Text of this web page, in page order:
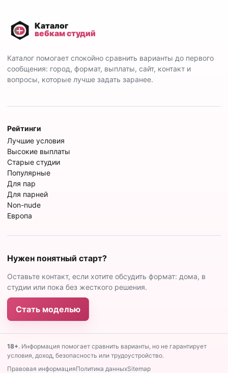
Каталог помогает спокойно сравнить варианты до первого
сообщения: город, формат, выплаты, сайт, контакт и
вопросы, которые лучше задать заранее.
Рейтинги
Лучшие условия
Высокие выплаты
Старые студии
Популярные
Для пар
Для парней
Non-nude
Европа
Нужен понятный старт?
Оставьте контакт, если хотите обсудить формат: дома, в
студии или пока без жесткого решения.
Стать моделью
18+. Информация помогает сравнить варианты, но не гарантирует
условия, доход, безопасность или трудоустройство.
Правовая информацияПолитика данныхSitemap